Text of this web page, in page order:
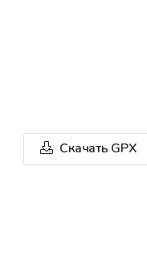
Скачать GPX